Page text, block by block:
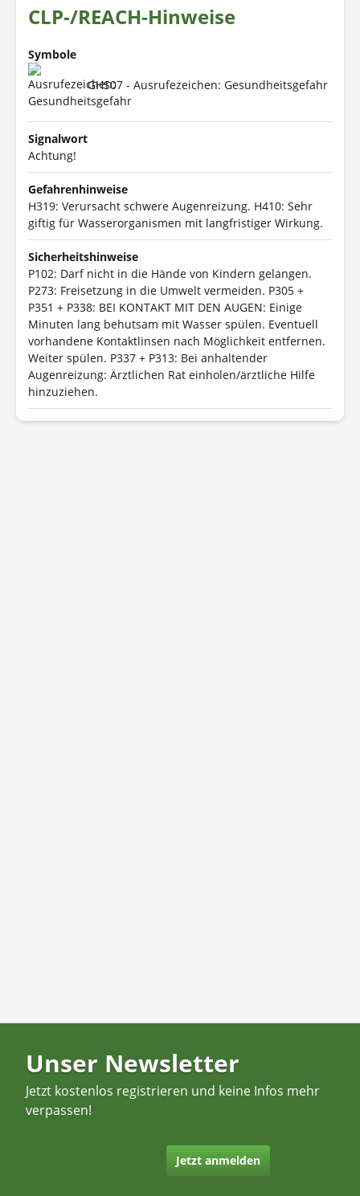
CLP-/REACH-Hinweise
Symbole
GHS07 - Ausrufezeichen: Gesundheitsgefahr
Signalwort
Achtung!
Gefahrenhinweise
H319: Verursacht schwere Augenreizung. H410: Sehr
giftig für Wasserorganismen mit langfristiger Wirkung.
Sicherheitshinweise
P102: Darf nicht in die Hände von Kindern gelangen.
P273: Freisetzung in die Umwelt vermeiden. P305 +
P351 + P338: BEI KONTAKT MIT DEN AUGEN: Einige
Minuten lang behutsam mit Wasser spülen. Eventuell
vorhandene Kontaktlinsen nach Möglichkeit entfernen.
Weiter spülen. P337 + P313: Bei anhaltender
Augenreizung: Ärztlichen Rat einholen/ärztliche Hilfe
hinzuziehen.
Unser Newsletter
Jetzt kostenlos registrieren und keine Infos mehr
verpassen!
Jetzt anmelden